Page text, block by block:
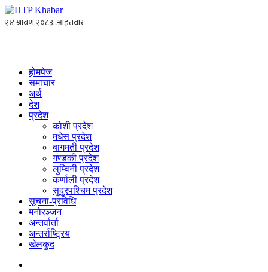
होमपेज
समाचार
अर्थ
देश
प्रदेश
कोशी प्रदेश
मधेस प्रदेश
बागमती प्रदेश
गण्डकी प्रदेश
लुम्विनी प्रदेश
कर्णाली प्रदेश
सुदुरपश्चिम प्रदेश
सूचना-प्रविधि
मनोरञ्जन
अन्तर्वार्ता
अन्तर्राष्ट्रिय
खेलकुद